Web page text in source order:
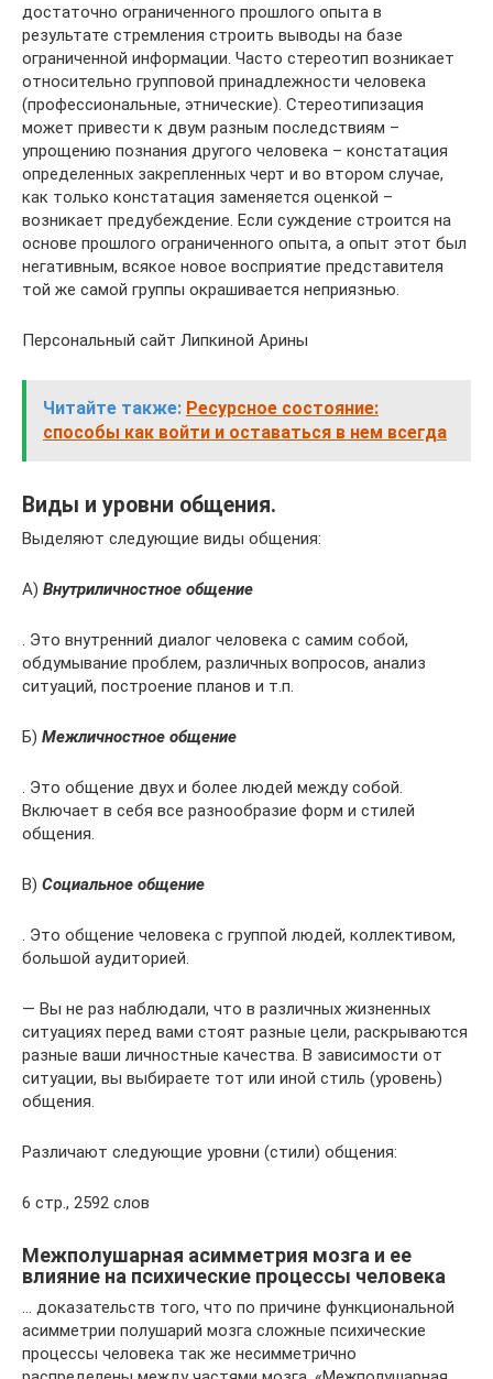
достаточно ограниченного прошлого опыта в
результате стремления строить выводы на базе
ограниченной информации. Часто стереотип возникает
относительно групповой принадлежности человека
(профессиональные, этнические). Стереотипизация
может привести к двум разным последствиям –
упрощению познания другого человека – констатация
определенных закрепленных черт и во втором случае,
как только констатация заменяется оценкой –
возникает предубеждение. Если суждение строится на
основе прошлого ограниченного опыта, а опыт этот был
негативным, всякое новое восприятие представителя
той же самой группы окрашивается неприязнью.
Персональный сайт Липкиной Арины
Читайте также: Ресурсное состояние:
способы как войти и оставаться в нем всегда
Виды и уровни общения.
Выделяют следующие виды общения:
А) Внутриличностное общение
. Это внутренний диалог человека с самим собой,
обдумывание проблем, различных вопросов, анализ
ситуаций, построение планов и т.п.
Б) Межличностное общение
. Это общение двух и более людей между собой.
Включает в себя все разнообразие форм и стилей
общения.
В) Социальное общение
. Это общение человека с группой людей, коллективом,
большой аудиторией.
— Вы не раз наблюдали, что в различных жизненных
ситуациях перед вами стоят разные цели, раскрываются
разные ваши личностные качества. В зависимости от
ситуации, вы выбираете тот или иной стиль (уровень)
общения.
Различают следующие уровни (стили) общения:
6 стр., 2592 слов
Межполушарная асимметрия мозга и ее
влияние на психические процессы человека
… доказательств того, что по причине функциональной
асимметрии полушарий мозга сложные психические
процессы человека так же несимметрично